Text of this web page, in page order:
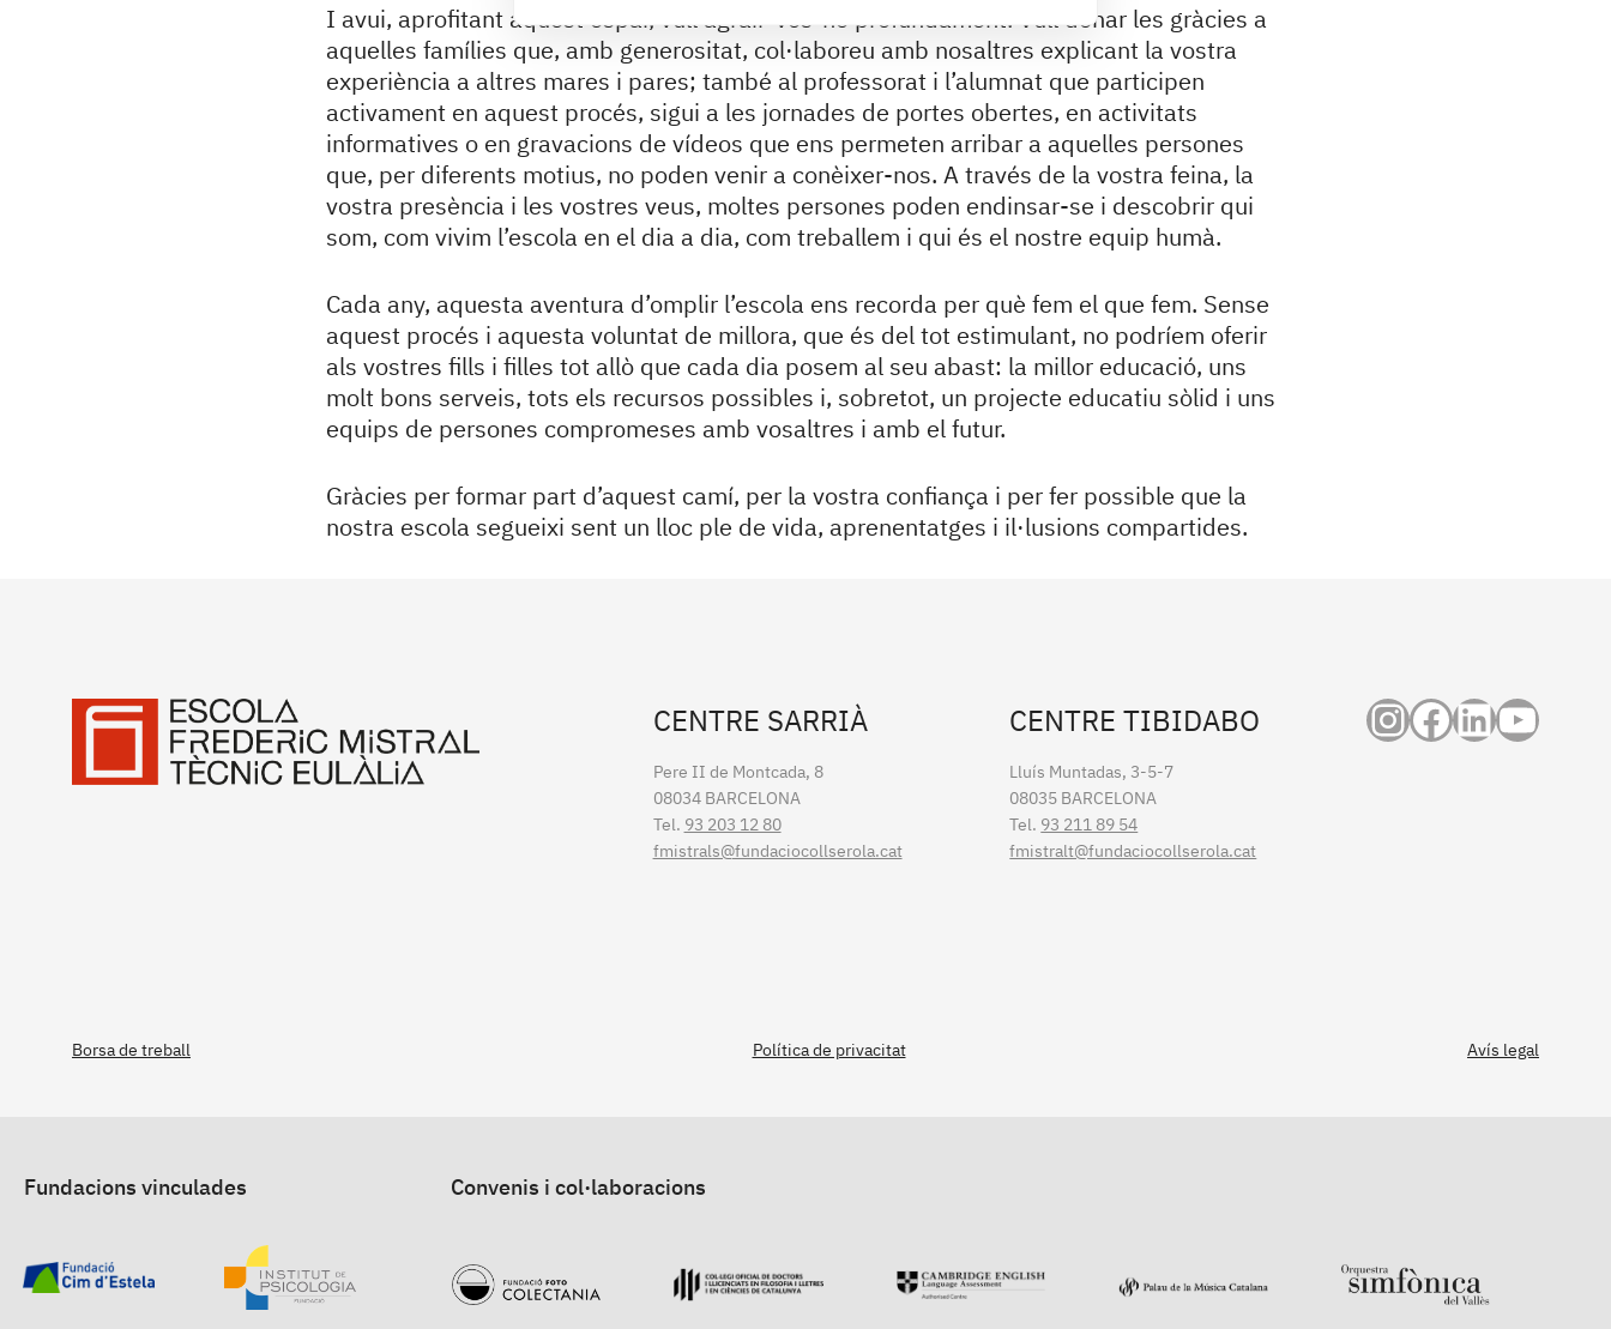
I avui, aprofitant aquest espai, vull agrair-vos-ho profundament. Vull donar les gràcies a
aquelles famílies que, amb generositat, col·laboreu amb nosaltres explicant la vostra
experiència a altres mares i pares; també al professorat i l’alumnat que participen
activament en aquest procés, sigui a les jornades de portes obertes, en activitats
informatives o en gravacions de vídeos que ens permeten arribar a aquelles persones
que, per diferents motius, no poden venir a conèixer-nos. A través de la vostra feina, la
vostra presència i les vostres veus, moltes persones poden endinsar-se i descobrir qui
som, com vivim l’escola en el dia a dia, com treballem i qui és el nostre equip humà.
Cada any, aquesta aventura d’omplir l’escola ens recorda per què fem el que fem. Sense
aquest procés i aquesta voluntat de millora, que és del tot estimulant, no podríem oferir
als vostres fills i filles tot allò que cada dia posem al seu abast: la millor educació, uns
molt bons serveis, tots els recursos possibles i, sobretot, un projecte educatiu sòlid i uns
equips de persones compromeses amb vosaltres i amb el futur.
Gràcies per formar part d’aquest camí, per la vostra confiança i per fer possible que la
nostra escola segueixi sent un lloc ple de vida, aprenentatges i il·lusions compartides.
CENTRE SARRIÀ
Pere II de Montcada, 8
08034 BARCELONA
Tel. 93 203 12 80
fmistrals@fundaciocollserola.cat
CENTRE TIBIDABO
Lluís Muntadas, 3-5-7
08035 BARCELONA
Tel. 93 211 89 54
fmistralt@fundaciocollserola.cat
Instagram
Facebook
Borsa de treball Política de privacitat Avís legal
Fundacions vinculades Convenis i col·laboracions